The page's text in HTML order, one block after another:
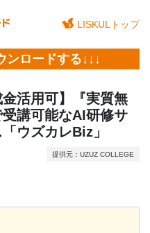
LISKULトップ
ンロードする↓↓↓
金活用可】『実質無
講可能なAI研修サ
ウズカレBiz」
提供元：UZUZ COLLEGE